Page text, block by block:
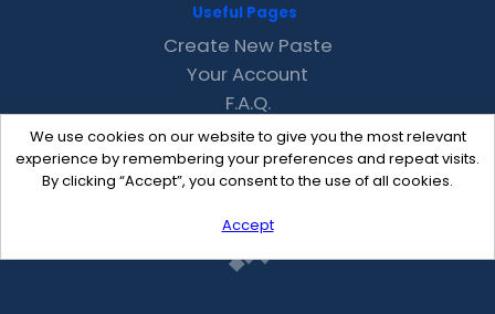
We use cookies on our website to give you the most relevant
experience by remembering your preferences and repeat visits.
By clicking “Accept”, you consent to the use of all cookies.
Accept
Useful Pages
Create New Paste
Your Account
F.A.Q.
Recent
Contact